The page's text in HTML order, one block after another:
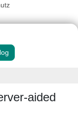
aided